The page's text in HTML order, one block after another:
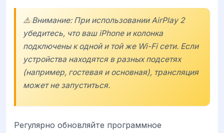
⚠️ Внимание: При использовании AirPlay 2
убедитесь, что ваш iPhone и колонка
подключены к одной и той же Wi-Fi сети. Если
устройства находятся в разных подсетях
(например, гостевая и основная), трансляция
может не запуститься.
Регулярно обновляйте программное